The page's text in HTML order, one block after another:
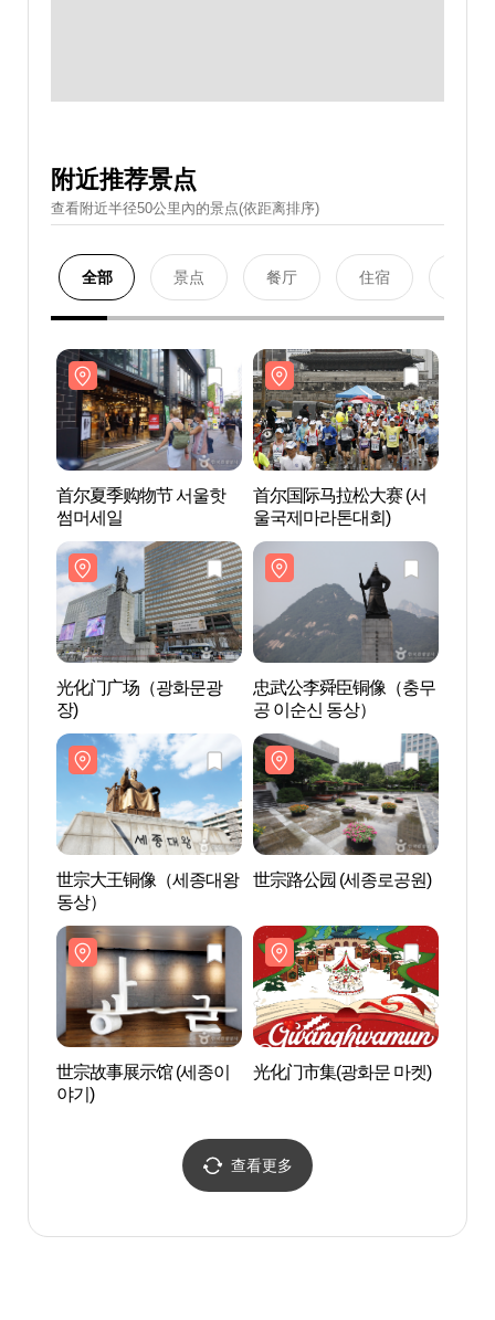
附近推荐景点
查看附近半径50公里內的景点(依距离排序)
全部 景点 餐厅 住宿
首尔夏季购物节 서울핫
썸머세일
首尔国际马拉松大赛 (서
울국제마라톤대회)
光化门广场（광화문광
장)
忠武公李舜臣铜像（충무
공 이순신 동상）
世宗大王铜像（세종대왕
동상）
世宗路公园 (세종로공원)
世宗故事展示馆 (세종이
야기)
光化门市集(광화문 마켓)
查看更多